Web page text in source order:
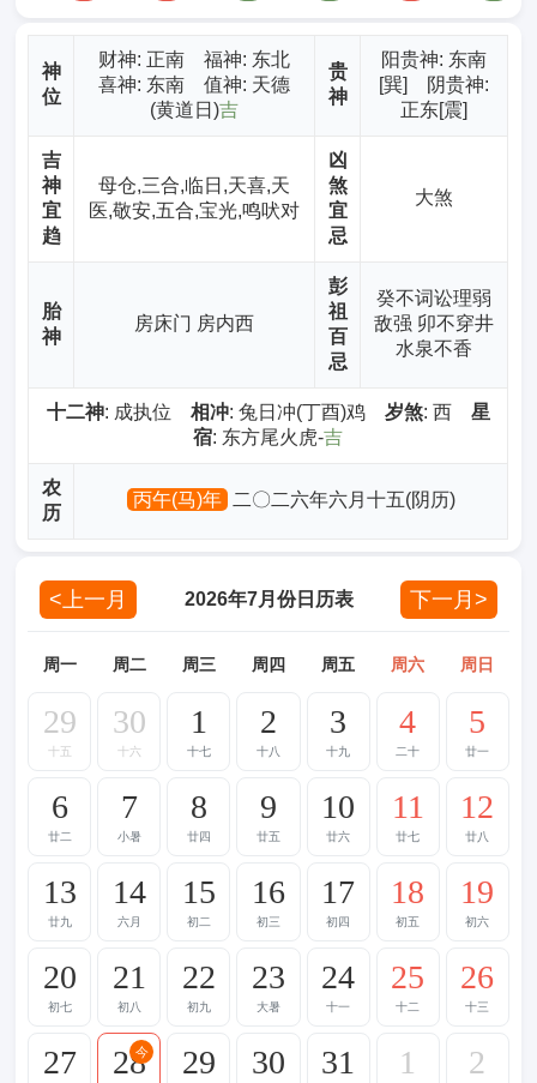
神
位
财神: 正南 福神: 东北
喜神: 东南 值神: 天德
(黄道日)吉
贵
神
阳贵神: 东南
[巽] 阴贵神:
正东[震]
吉
神
宜
趋
母仓,三合,临日,天喜,天
医,敬安,五合,宝光,鸣吠对
凶
煞
宜
忌
大煞
胎
神
房床门 房内西
彭
祖
百
忌
癸不词讼理弱
敌强 卯不穿井
水泉不香
十二神: 成执位 相冲: 兔日冲(丁酉)鸡 岁煞: 西 星
宿: 东方尾火虎-吉
农
历
丙午(马)年 二〇二六年六月十五(阴历)
<上一月 2026年7月份日历表 下一月>
周一 周二 周三 周四 周五 周六 周日
29
十五
30
十六
1
十七
2
十八
3
十九
4
二十
5
廿一
6
廿二
7
小暑
8
廿四
9
廿五
10
廿六
11
廿七
12
廿八
13
廿九
14
六月
15
初二
16
初三
17
初四
18
初五
19
初六
20
初七
21
初八
22
初九
23
大暑
24
十一
25
十二
26
十三
27 28
今 29 30 31 1 2